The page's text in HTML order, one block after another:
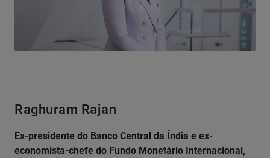
Raghuram Rajan
Ex-presidente do Banco Central da Índia e ex-
economista-chefe do Fundo Monetário Internacional,